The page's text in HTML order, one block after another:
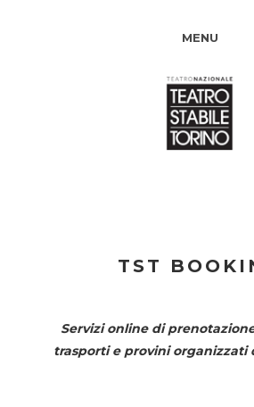
MENU
TST
Servizi online di
trasporti e provini organizzati